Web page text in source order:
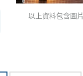
以上資料包含圖